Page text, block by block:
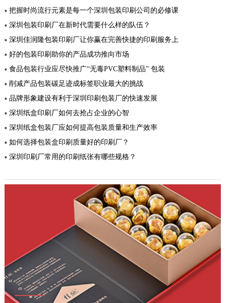
把握时尚流行元素是每一个深圳包装印刷公司的必修课
深圳包装印刷厂在新时代需要什么样的队伍？
深圳佳润隆包装印刷厂让你赢在完善快捷的印刷服务上
好的包装印刷助你的产品成功推向市场
食品包装行业应尽快推广“无毒PVC塑料制品” 包装
削减产品包装碳足迹成标签职业最大的挑战
品牌形象建设有利于深圳印刷包装厂的快速发展
深圳纸盒印刷厂如何去抢占企业的心智
深圳纸盒包装厂应如何提高包装质量和生产效率
如何选择包装盒印刷质量好的印刷厂？
深圳印刷厂常用的印刷纸张有哪些规格？